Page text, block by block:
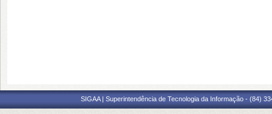
SIGAA | Superintendência de Tecnologia da Informação - (84)